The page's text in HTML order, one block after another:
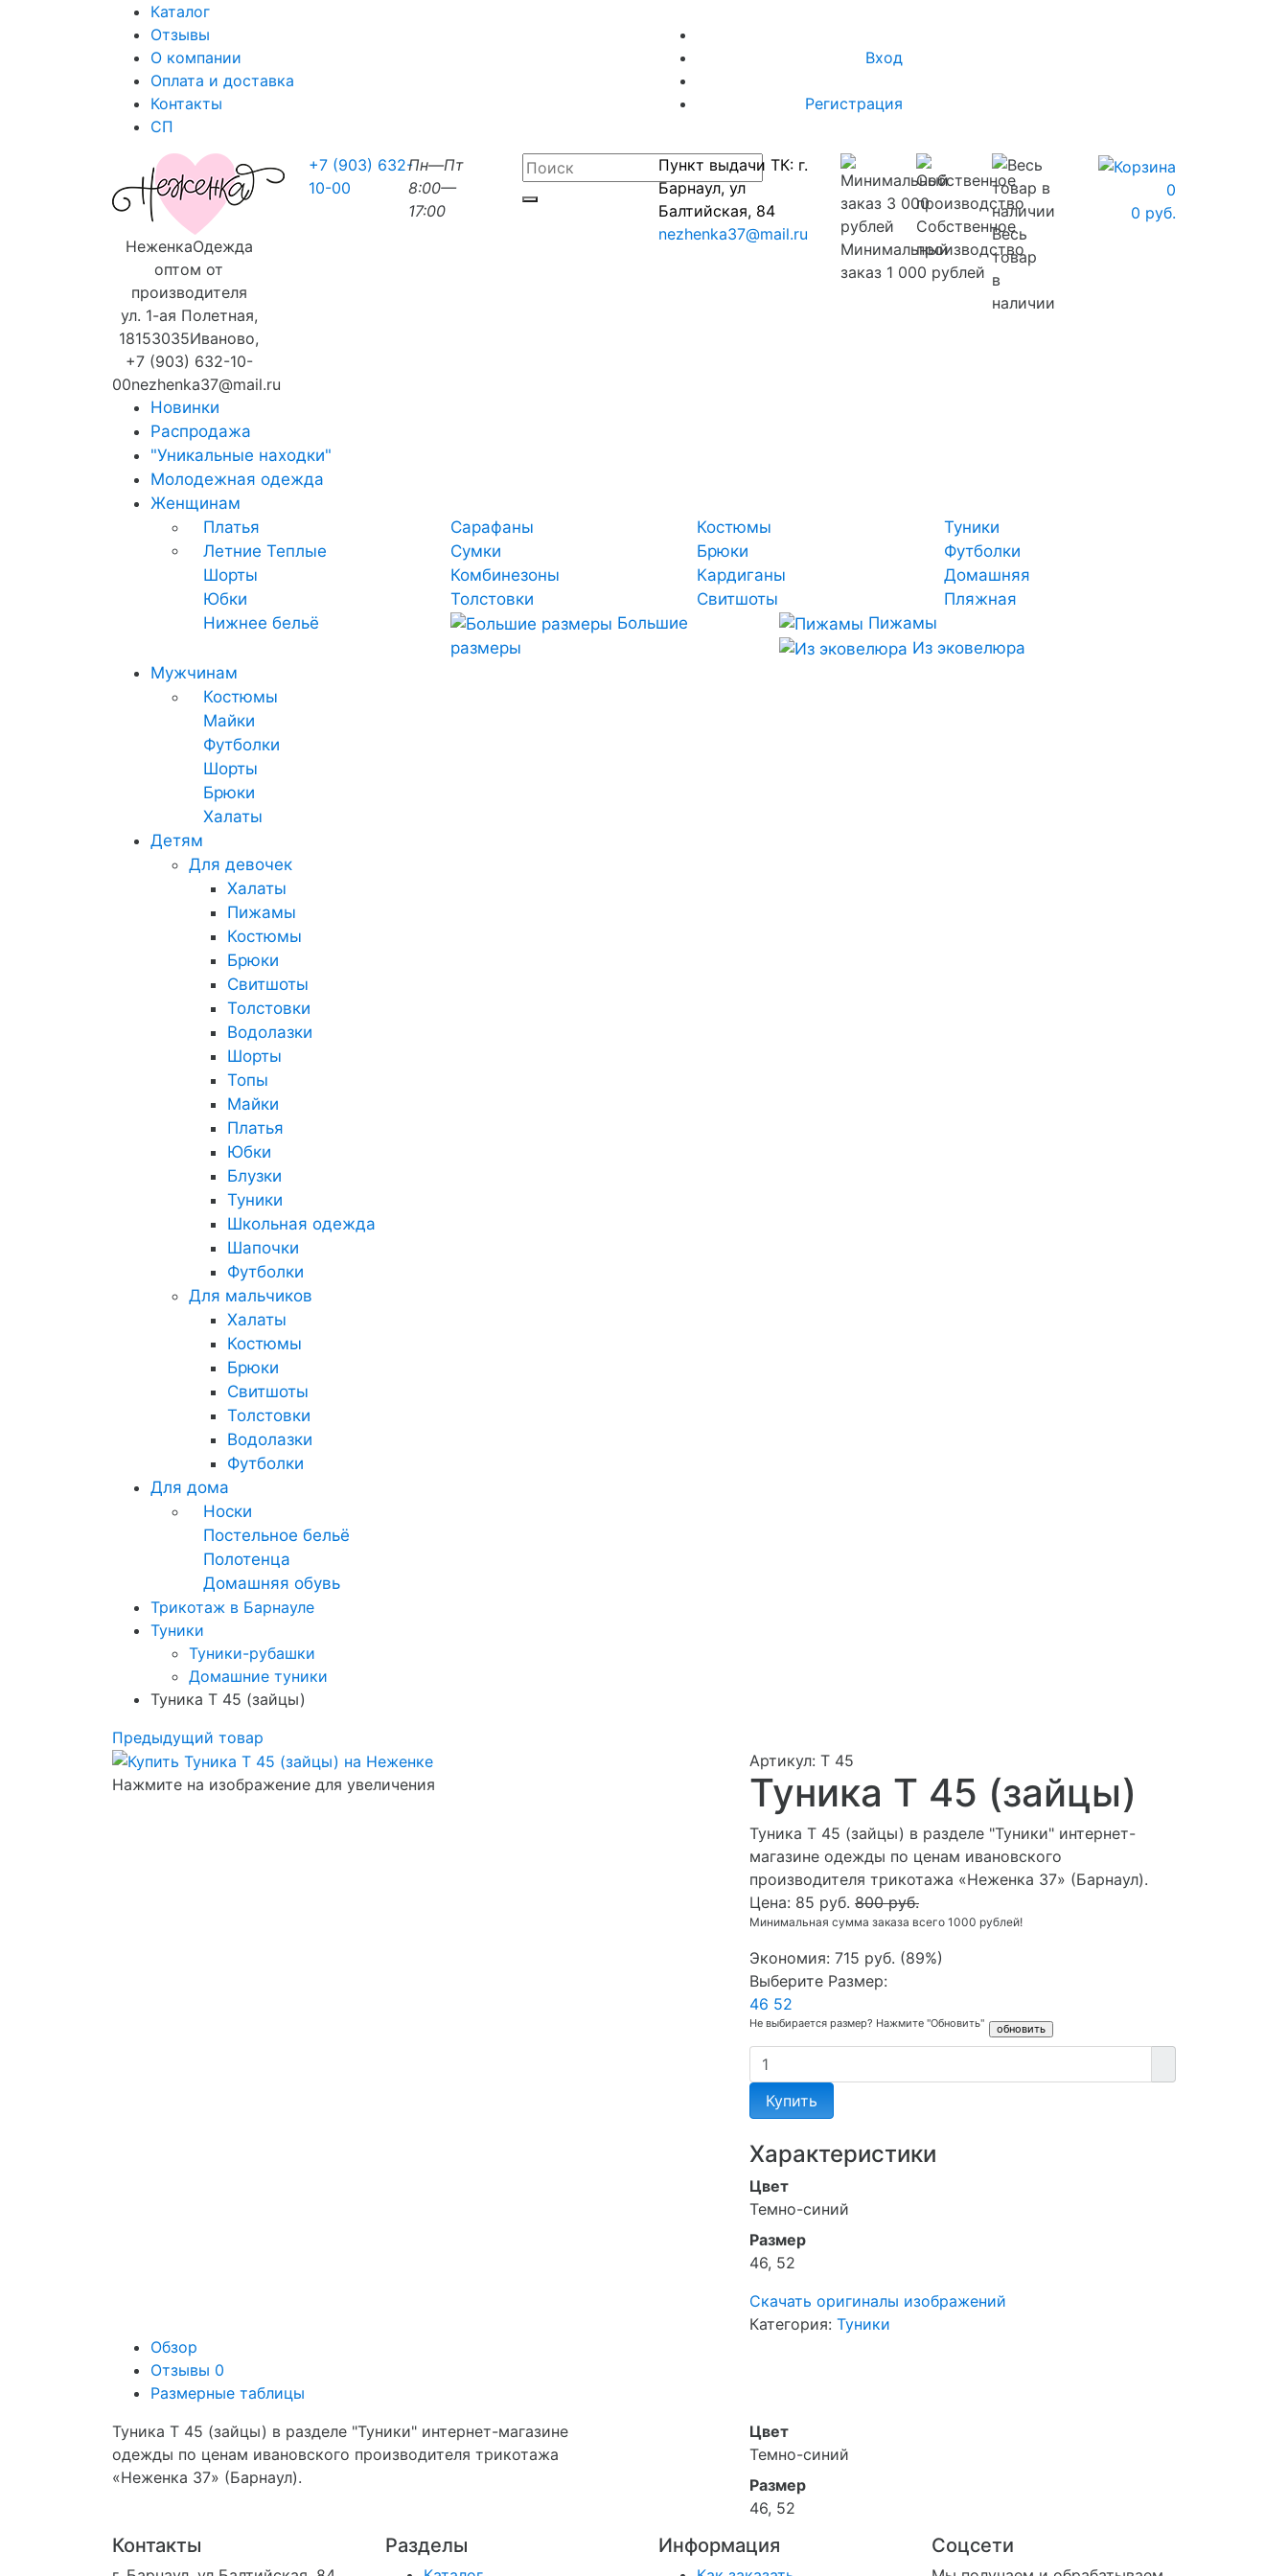
Каталог
Отзывы
О компании
Оплата и доставка
Контакты
СП
Вход
Регистрация
НеженкаОдежда
оптом от
производителя
ул. 1-ая Полетная,
18153035Иваново,
+7 (903) 632-10-
00nezhenka37@mail.ru
+7 (903) 632-
10-00
Пн—Пт
8:00—
17:00
Пункт выдачи ТК: г.
Барнаул, ул
Балтийская, 84
nezhenka37@mail.ru
Минимальный
заказ 1 000 рублей
Собственное
производство
Весь
товар
в
наличии
0
0 руб.
Новинки
Распродажа
"Уникальные находки"
Молодежная одежда
Женщинам
Платья
Летние Теплые
Сарафаны Костюмы
Туники
Сумки
Брюки
Футболки
Шорты
Комбинезоны Кардиганы
Домашняя
Юбки
Толстовки Свитшоты
Пляжная
Нижнее бельё
Большие
размеры
Пижамы
Из эковелюра
Мужчинам
Костюмы
Майки
Футболки
Шорты
Брюки
Халаты
Детям
Для девочек
Халаты
Пижамы
Костюмы
Брюки
Свитшоты
Толстовки
Водолазки
Шорты
Топы
Майки
Платья
Юбки
Блузки
Туники
Школьная одежда
Шапочки
Футболки
Для мальчиков
Халаты
Костюмы
Брюки
Свитшоты
Толстовки
Водолазки
Футболки
Для дома
Носки
Постельное бельё
Полотенца
Домашняя обувь
Трикотаж в Барнауле
Туники
Туники-рубашки
Домашние туники
Туника Т 45 (зайцы)
Предыдущий товар
Нажмите на изображение для увеличения
Артикул: Т 45
Туника Т 45 (зайцы)
Туника Т 45 (зайцы) в разделе "Туники" интернет-
магазине одежды по ценам ивановского
производителя трикотажа «Неженка 37» (Барнаул).
Цена: 85 руб. 800 руб.
Минимальная сумма заказа всего 1000 рублей!
Экономия: 715 руб. (89%)
Выберите Размер:
46 52
Не выбирается размер? Нажмите "Обновить"
Купить
Характеристики
Цвет
Темно-синий
Размер
46, 52
Скачать оригиналы изображений
Категория: Туники
Обзор
Отзывы 0
Размерные таблицы
Туника Т 45 (зайцы) в разделе "Туники" интернет-магазине
одежды по ценам ивановского производителя трикотажа
«Неженка 37» (Барнаул).
Цвет
Темно-синий
Размер
46, 52
Контакты Разделы Информация Соцсети